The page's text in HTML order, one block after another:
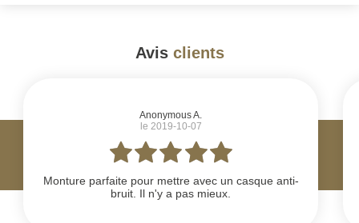
Avis clients
Anonymous A.
le 2019-10-07
Monture parfaite pour mettre avec un casque anti-
bruit. Il n'y a pas mieux.